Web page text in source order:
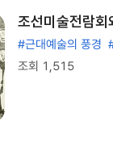
조선미술전람회
#근대예술의 풍경
조회 1,515